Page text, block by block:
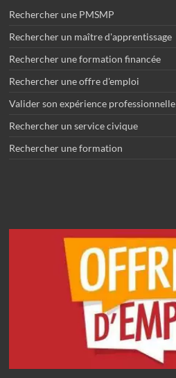
Rechercher une PMSMP
Rechercher un maître d'apprentissage
Rechercher une formation financée
Rechercher une offre d'emploi
Valider son expérience professionnelle
Rechercher un service civique
Rechercher une formation